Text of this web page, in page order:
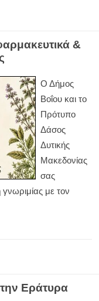
&
Ο Δήμος
Βοΐου και το
Πρότυπο
Δάσος
Δυτικής
Μακεδονίας
σας
με τον
Εράτυρα